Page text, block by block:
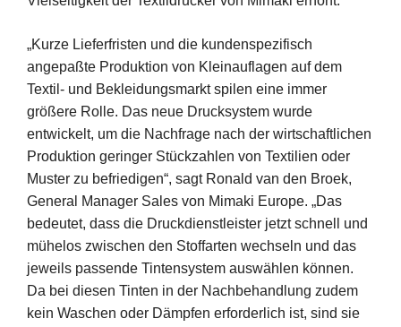
„Kurze Lieferfristen und die kundenspezifisch
angepaßte Produktion von Kleinauflagen auf dem
Textil- und Bekleidungsmarkt spilen eine immer
größere Rolle. Das neue Drucksystem wurde
entwickelt, um die Nachfrage nach der wirtschaftlichen
Produktion geringer Stückzahlen von Textilien oder
Muster zu befriedigen“, sagt Ronald van den Broek,
General Manager Sales von Mimaki Europe. „Das
bedeutet, dass die Druckdienstleister jetzt schnell und
mühelos zwischen den Stoffarten wechseln und das
jeweils passende Tintensystem auswählen können.
Da bei diesen Tinten in der Nachbehandlung zudem
kein Waschen oder Dämpfen erforderlich ist, sind sie